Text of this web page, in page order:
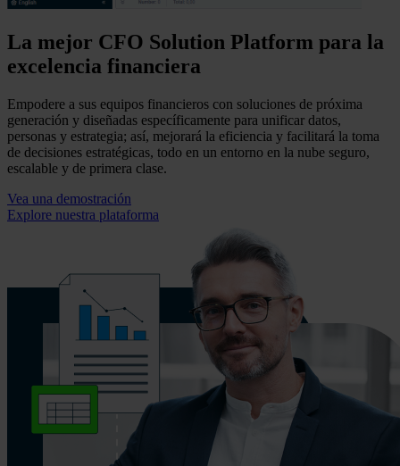
La mejor CFO Solution Platform para la
excelencia financiera
Empodere a sus equipos financieros con soluciones de próxima
generación y diseñadas específicamente para unificar datos,
personas y estrategia; así, mejorará la eficiencia y facilitará la toma
de decisiones estratégicas, todo en un entorno en la nube seguro,
escalable y de primera clase.
Vea una demostración
Explore nuestra plataforma